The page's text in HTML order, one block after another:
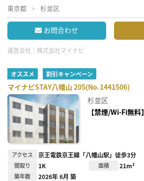
東京都 杉並区
お問合わせ
運営会社： 株式会社マイナビ
オススメ 割引キャンペーン
マイナビSTAY八幡山 205(No.1441506)
杉並区
【禁煙/Wi-Fi無料】
アクセス 京王電鉄京王線「八幡山駅」徒歩3分
間取り 1K 面積 21m²
築年数 2026年 6月 築